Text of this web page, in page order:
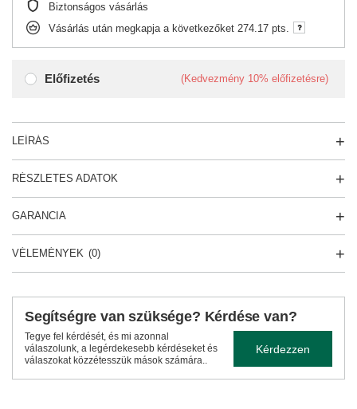
Előfizetés (Kedvezmény 10% előfizetésre)
Biztonságos vásárlás
Vásárlás után megkapja a következőket 274.17 pts.
LEÍRÁS
RÉSZLETES ADATOK
GARANCIA
VÉLEMÉNYEK (0)
Segítségre van szüksége? Kérdése van?
Tegye fel kérdését, és mi azonnal
válaszolunk, a legérdekesebb kérdéseket és
válaszokat közzétesszük mások számára..
Kérdezzen